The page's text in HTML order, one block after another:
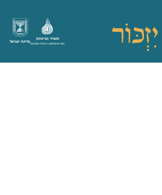
מדינת ישראל
משרד הביטחון
אגף משפחות, הנצחה ומורשת